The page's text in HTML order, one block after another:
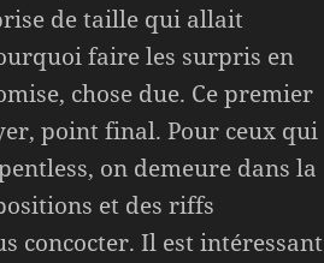
de taille qui allait
faire les surpris en
chose due. Ce premier
point final. Pour ceux qui
on demeure dans la
et des riffs
concocter. Il est intéressant